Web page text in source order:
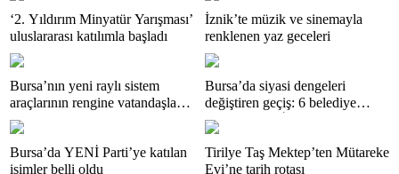
‘2. Yıldırım Minyatür Yarışması’
uluslararası katılımla başladı
İznik’te müzik ve sinemayla
renklenen yaz geceleri
Bursa’nın yeni raylı sistem
araçlarının rengine vatandaşlar
karar veriyor
Bursa’da siyasi dengeleri
değiştiren geçiş: 6 belediye
başkanı YENİ Parti saflarında
Bursa’da YENİ Parti’ye katılan
isimler belli oldu
Tirilye Taş Mektep’ten Mütareke
Evi’ne tarih rotası